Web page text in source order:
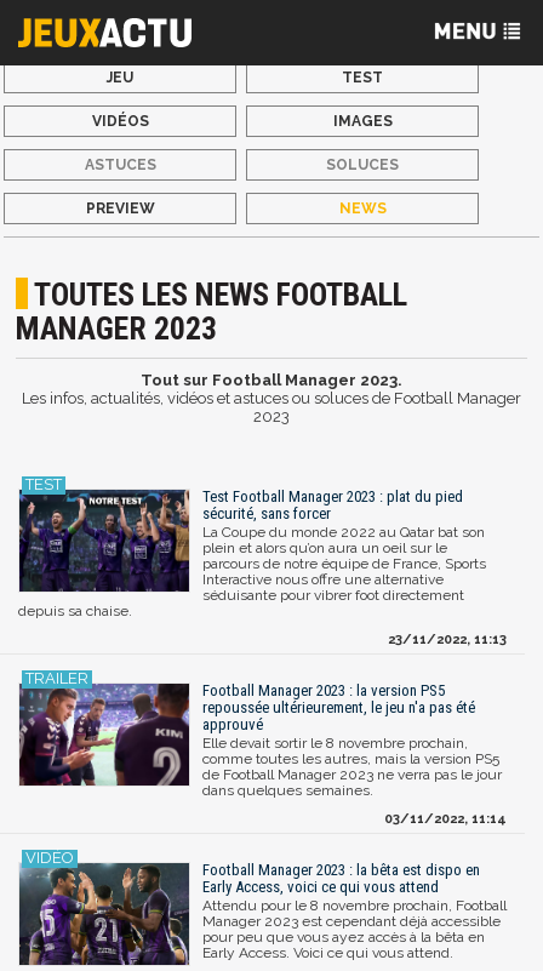
JEU TEST
VIDÉOS IMAGES
ASTUCES SOLUCES
PREVIEW NEWS
TOUTES LES NEWS FOOTBALL
MANAGER 2023
Tout sur Football Manager 2023.
Les infos, actualités, vidéos et astuces ou soluces de Football Manager
2023
Test Football Manager 2023 : plat du pied
sécurité, sans forcer
La Coupe du monde 2022 au Qatar bat son
plein et alors qu’on aura un oeil sur le
parcours de notre équipe de France, Sports
Interactive nous offre une alternative
séduisante pour vibrer foot directement
depuis sa chaise.
23/11/2022, 11:13
Football Manager 2023 : la version PS5
repoussée ultérieurement, le jeu n'a pas été
approuvé
Elle devait sortir le 8 novembre prochain,
comme toutes les autres, mais la version PS5
de Football Manager 2023 ne verra pas le jour
dans quelques semaines.
03/11/2022, 11:14
Football Manager 2023 : la bêta est dispo en
Early Access, voici ce qui vous attend
Attendu pour le 8 novembre prochain, Football
Manager 2023 est cependant déjà accessible
pour peu que vous ayez accès à la bêta en
Early Access. Voici ce qui vous attend.